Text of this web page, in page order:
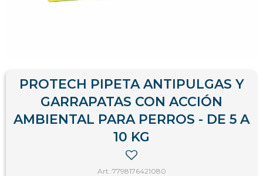
PROTECH PIPETA ANTIPULGAS Y
GARRAPATAS CON ACCIÓN
AMBIENTAL PARA PERROS - DE 5 A
10 KG
7798176421080